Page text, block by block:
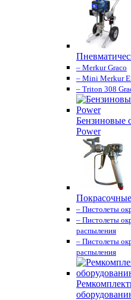
– Merkur Graco
– Mini Merkur
– Triton 308
Бензиновые
Power
– Пистолеты
– Пистолеты
распыления
– Пистолеты
распыления